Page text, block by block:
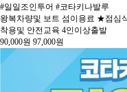
#일일조인투어 #코타키나발루
왕복차량및 보트 섬이용료 ★점심
착용및 안전교육 4인이상출발
90,000원 97,000원